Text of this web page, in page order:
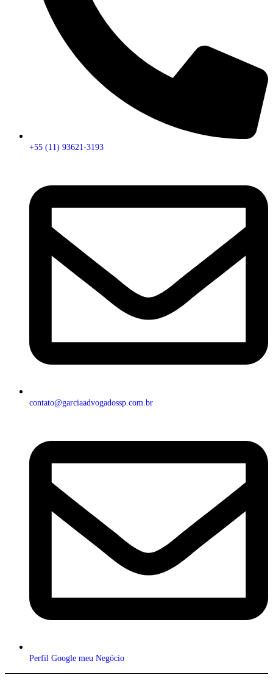
+55 (11) 93621-3193
contato@garciaadvogadossp.com.br
Perfil Google meu Negócio